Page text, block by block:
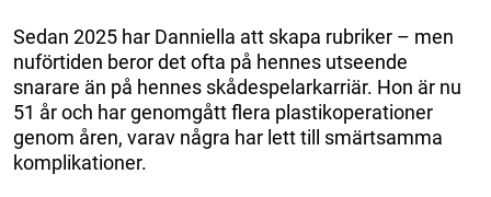
Sedan 2025 har Danniella att skapa rubriker – men
nuförtiden beror det ofta på hennes utseende
snarare än på hennes skådespelarkarriär. Hon är nu
51 år och har genomgått flera plastikoperationer
genom åren, varav några har lett till smärtsamma
komplikationer.